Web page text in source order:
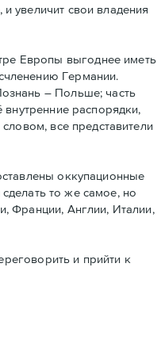
увеличит свои владения
Европы выгоднее иметь
Германии.
– Польше; часть
распорядки,
все представители
оккупационные
то же самое, но
Франции, Англии, Италии,
и прийти к